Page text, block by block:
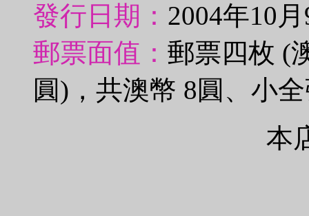
發行日期： 2004年10
郵票面值： 郵票四枚 (
圓)，共澳幣 8圓、小
本